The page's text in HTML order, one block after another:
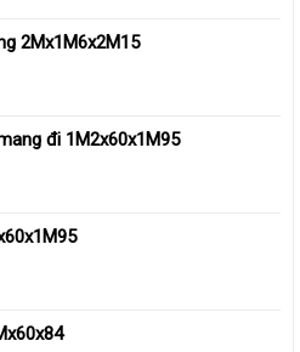
2Mx1M6x2M15
đi 1M2x60x1M95